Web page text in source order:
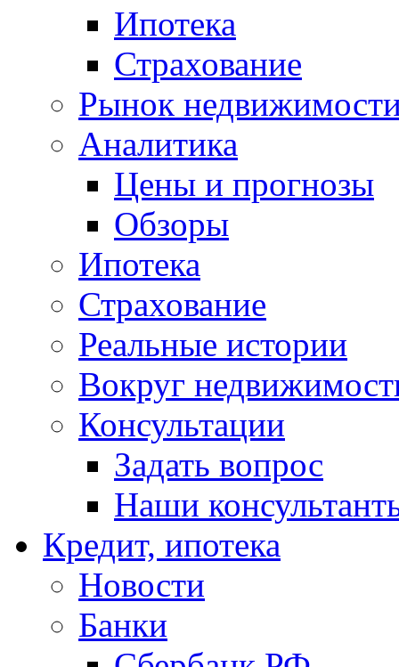
Ипотека
Страхование
Рынок
Аналитика
Цены и прогнозы
Обзоры
Ипотека
Страхование
Реальные истории
Вокруг
Консультации
Задать вопрос
Наши
Кредит, ипотека
Новости
Банки